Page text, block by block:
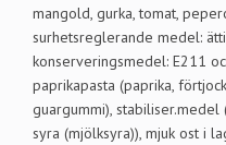
mangold, gurka, tomat,
surhetsreglerande medel:
konserveringsmedel: E211
paprikapasta (paprika,
guargummi), stabiliser.medel
syra (mjölksyra)), mjuk ost i